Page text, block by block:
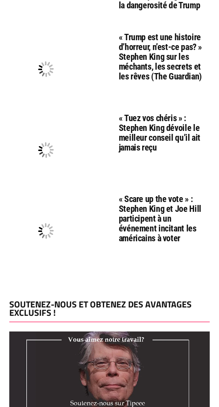
la dangerosité de Trump
« Trump est une histoire
d’horreur, n’est-ce pas? »
Stephen King sur les
méchants, les secrets et
les rêves (The Guardian)
« Tuez vos chéris » :
Stephen King dévoile le
meilleur conseil qu’il ait
jamais reçu
« Scare up the vote » :
Stephen King et Joe Hill
participent à un
événement incitant les
américains à voter
SOUTENEZ-NOUS ET OBTENEZ DES AVANTAGES
EXCLUSIFS !